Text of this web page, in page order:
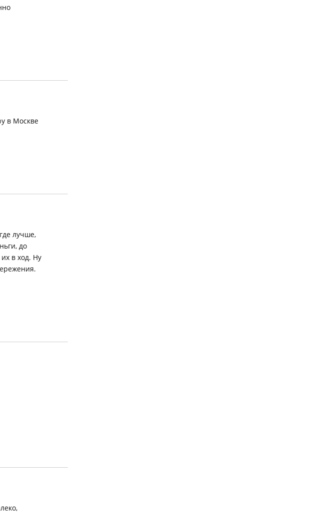
в Москве
лучше,
до
в ход. Ну